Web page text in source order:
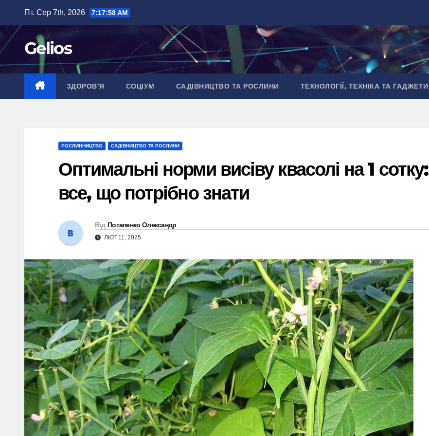
вмісту
Пт. Сер 7th, 2026 7:17:59 AM
Gelios
ЗДОРОВ’Я СОЦІУМ САДІВНИЦТВО ТА РОСЛИНИ ТЕХНОЛОГІЇ, ТЕХНІКА ТА ГАДЖЕТИ
РОСЛИННИЦТВО САДІВНИЦТВО ТА РОСЛИНИ
Оптимальні норми висіву квасолі на 1 сотку:
все, що потрібно знати
Від Потапенко Олександр
ЛЮТ 11, 2025